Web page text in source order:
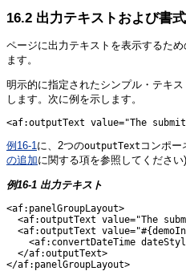
16.2 出力テキストおよび書
ページに出力テキストを表示するた
ます。
明示的に指定されたシンプル・テキ
します。次に例を示します。
例16-1 に、2つのoutputText コンポー
の追加に関する項を参照してください)
例16-1 出力テキスト
<af:panelGroupLayout>
<af:outputText value="The
<af:outputText
<af:convertDateTime
  </af:outputText>